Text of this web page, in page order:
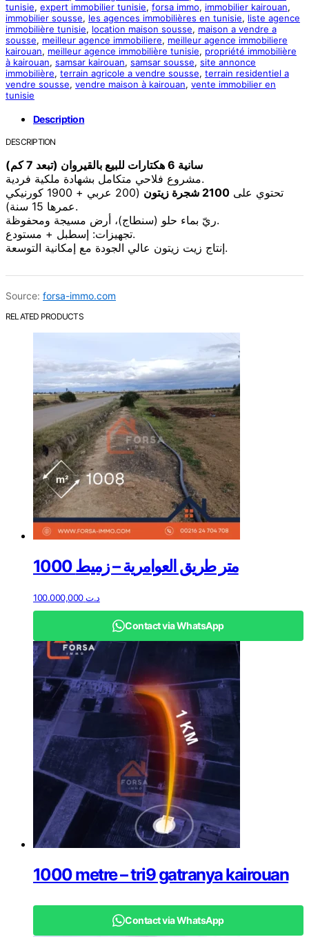
tunisie, expert immobilier tunisie, forsa immo, immobilier kairouan,
immobilier sousse, les agences immobilières en tunisie, liste agence
immobilière tunisie, location maison sousse, maison a vendre a
sousse, meilleur agence immobiliere, meilleur agence immobiliere
kairouan, meilleur agence immobilière tunisie, propriété immobilière
à kairouan, samsar kairouan, samsar sousse, site annonce
immobilière, terrain agricole a vendre sousse, terrain residentiel a
vendre sousse, vendre maison à kairouan, vente immobilier en
tunisie
Description
DESCRIPTION
سانية 6 هكتارات للبيع بالقيروان (تبعد 7 كم)
مشروع فلاحي متكامل بشهادة ملكية فردية.
تحتوي على 2100 شجرة زيتون
(200 عربي + 1900 كورنيكي
عمرها 15 سنة).
ريّ بماء حلو (سنطاج)، أرض مسيجة ومحفوظة.
تجهيزات: إسطبل + مستودع.
إنتاج زيت زيتون عالي الجودة مع إمكانية التوسعة.
Source: forsa-immo.com
RELATED PRODUCTS
1000 متر طريق العوامرية – زميط
د.ت100.000,000
Contact via WhatsApp
1000 metre – tri9 gatranya kairouan
Contact via WhatsApp